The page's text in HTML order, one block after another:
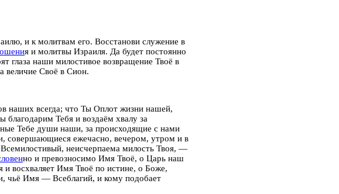
и к молитвам его. Восстанови служение в
я и молитвы Израиля. Да будет постоянно
глаза наши милостивое возвращение Твоё в
величие Своё в Сион.
наших всегда; что Ты Оплот жизни нашей,
Тебя и воздаём хвалу за
Тебе души наши, за происходящие с нами
совершающиеся ежечасно, вечером, утром и в
неисчерпаема милость Твоя, —
но и превозносимо Имя Твоё, о Царь наш
и восхваляет Имя Твоё по истине, о Боже,
чьё Имя — Всеблагий, и кому подобает